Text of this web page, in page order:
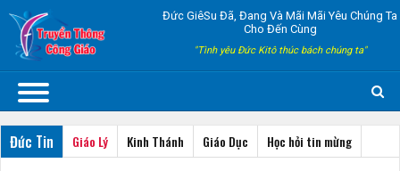
Đức GiêSu Đã, Đang Và Mãi Mãi Yêu Chúng Ta
Cho Đến Cùng
"Tình yêu Đức Kitô thúc bách chúng ta"
Đức Tin Giáo Lý Kinh Thánh Giáo Dục Học hỏi tin mừng